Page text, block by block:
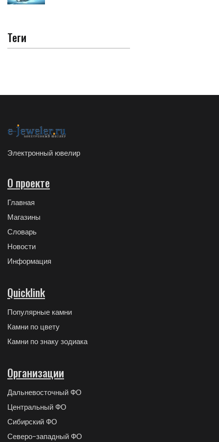
Теги
Электронный ювелир
О проекте
Главная
Магазины
Словарь
Новости
Информация
Quicklink
Популярные камни
Камни по цвету
Камни по знаку зодиака
Организации
Дальневосточный ФО
Центральный ФО
Сибирский ФО
Северо-западный ФО